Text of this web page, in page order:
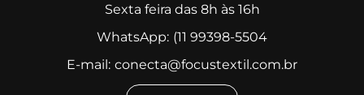
Sexta feira das 8h às 16h
WhatsApp: (11 99398-5504
E-mail: conecta@focustextil.com.br